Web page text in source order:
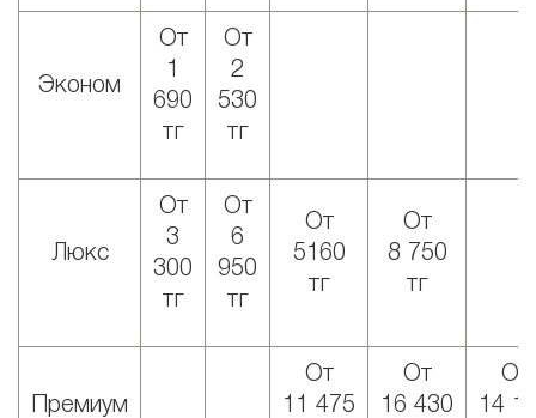
Эконом
От
1
690
тг
От
2
530
тг
Люкс
От
3
300
тг
От
6
950
тг
От
5160
тг
От
8 750
тг
Премиум
От
11 475
От
16 430
От
14